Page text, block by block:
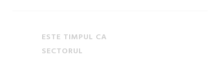
ESTE TIMPUL CA
SECTORUL